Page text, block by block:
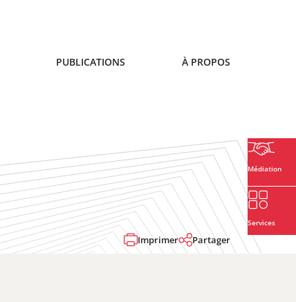
PUBLICATIONS À PROPOS
Médiation
Services
Imprimer Partager